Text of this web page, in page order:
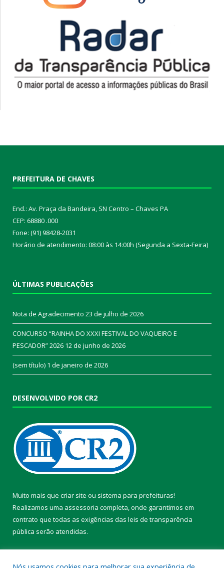
PREFEITURA DE CHAVES
End.: Av. Praça da Bandeira, SN Centro – Chaves PA
CEP: 68880 .000
Fone: (91) 98428-2031
Horário de atendimento: 08:00 às 14:00h (Segunda a Sexta-Feira)
ÚLTIMAS PUBLICAÇÕES
Nota de Agradecimento 23 de julho de 2026
CONCURSO “RAINHA DO XXXI FESTIVAL DO VAQUEIRO E
PESCADOR” 2026 12 de junho de 2026
(sem título) 1 de janeiro de 2026
DESENVOLVIDO POR CR2
Muito mais que criar site ou sistema para prefeituras!
Realizamos uma assessoria completa, onde garantimos em
contrato que todas as exigências das leis de transparência
pública serão atendidas.